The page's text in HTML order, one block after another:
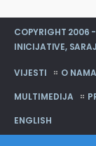
COPYRIGHT 2006
INICIJATIVE,
VIJESTI O NAMA
MULTIMEDIJA
ENGLISH